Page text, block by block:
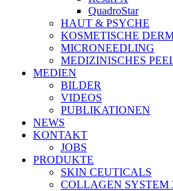
QuadroStar
HAUT & PSYCHE
KOSMETISCHE
MICRONEEDLING
MEDIZINISCHES
MEDIEN
BILDER
VIDEOS
PUBLIKATIONEN
NEWS
KONTAKT
JOBS
PRODUKTE
SKIN CEUTICALS
COLLAGEN SYSTEM